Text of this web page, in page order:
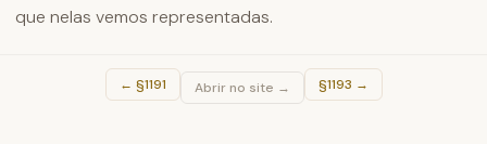
que nelas vemos representadas.
← §1191 Abrir no site → §1193 →